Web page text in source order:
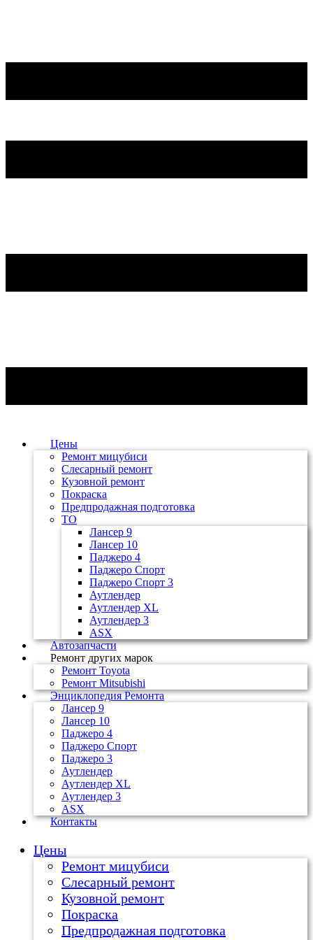
Цены
Ремонт мицубиси
Слесарный ремонт
Кузовной ремонт
Покраска
Предпродажная подготовка
ТО
Лансер 9
Лансер 10
Паджеро 4
Паджеро Спорт
Паджеро Спорт 3
Аутлендер
Аутлендер ХL
Аутлендер 3
ASX
Автозапчасти
Ремонт других марок
Ремонт Toyota
Ремонт Mitsubishi
Энциклопедия Ремонта
Лансер 9
Лансер 10
Паджеро 4
Паджеро Спорт
Паджеро 3
Аутлендер
Аутлендер ХL
Аутлендер 3
ASX
Контакты
Цены
Ремонт мицубиси
Слесарный ремонт
Кузовной ремонт
Покраска
Предпродажная подготовка